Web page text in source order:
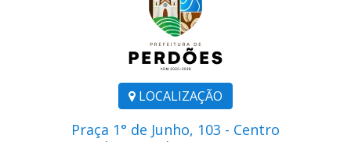
LOCALIZAÇÃO
Praça 1° de Junho, 103 - Centro